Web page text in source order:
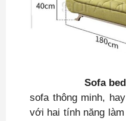
Sofa bed giá
sofa thông minh,
với hai tính năng